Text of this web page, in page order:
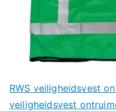
RWS veiligheidsvest
veiligheidsvest